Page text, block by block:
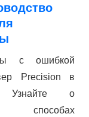
с ошибкой
Precision в
Узнайте о
способах